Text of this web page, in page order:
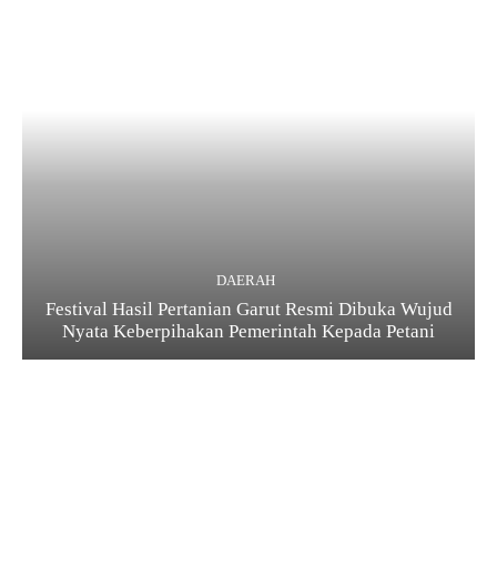
DAERAH
Festival Hasil Pertanian Garut Resmi Dibuka Wujud
Nyata Keberpihakan Pemerintah Kepada Petani